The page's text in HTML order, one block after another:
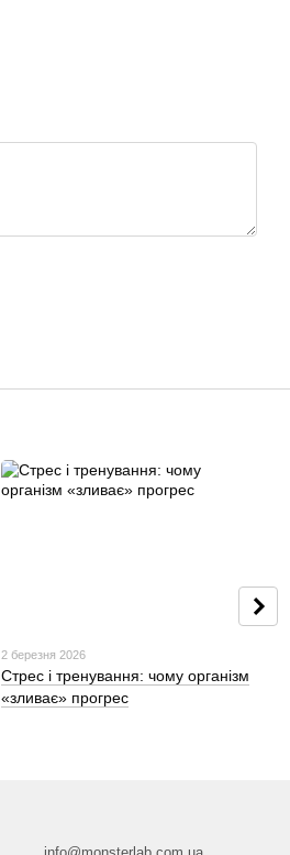
2 березня 2026
Стрес і тренування: чому організм
«зливає» прогрес